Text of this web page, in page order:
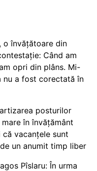
o învățătoare din
Când am
opri din plâns. Mi-
nu a fost corectată în
posturilor
în învățământ
vacanțele sunt
un anumit timp liber
Pîslaru: În urma